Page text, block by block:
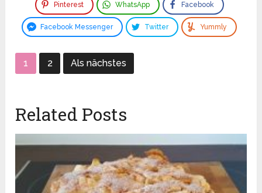
Pinterest WhatsApp Facebook
Facebook Messenger Twitter Yummly
1 2 Als nächstes
Related Posts